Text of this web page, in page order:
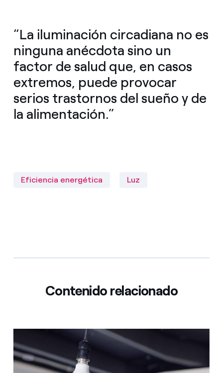
“La iluminación circadiana no es
ninguna anécdota sino un
factor de salud que, en casos
extremos, puede provocar
serios trastornos del sueño y de
la alimentación.”
Eficiencia energética Luz
Contenido relacionado